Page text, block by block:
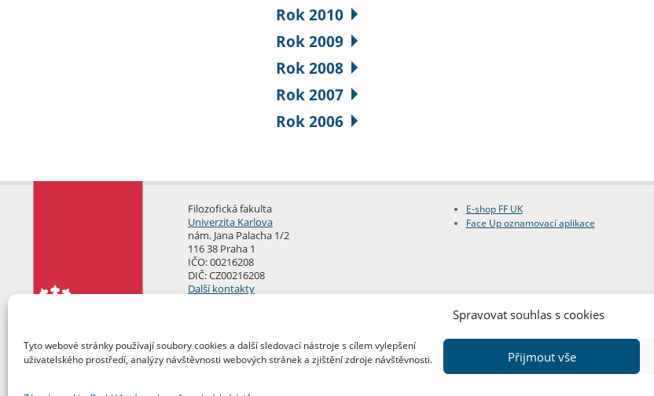
Spravovat souhlas s cookies
Tyto webové stránky používají soubory cookies a další sledovací nástroje s cílem vylepšení
uživatelského prostředí, analýzy návštěvnosti webových stránek a zjištění zdroje návštěvnosti.
Přijmout vše
Rok 2010
Rok 2009
Rok 2008
Rok 2007
Rok 2006
Filozofická fakulta
Univerzita Karlova
nám. Jana Palacha 1/2
116 38 Praha 1
IČO: 00216208
DIČ: CZ00216208
Další kontakty
E-shop FF UK
Face Up oznamovací aplikace